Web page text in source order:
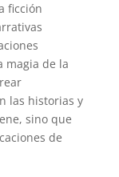
ficción
magia de la
las historias y
sino que
de